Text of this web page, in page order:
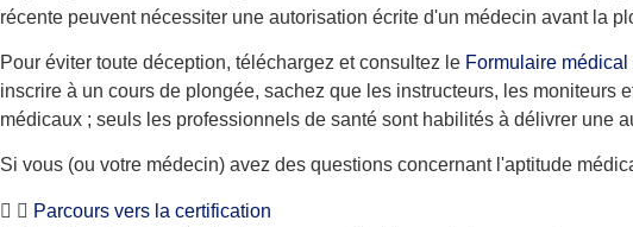
récente peuvent nécessiter une autorisation écrite d'un médecin avant la
Pour éviter toute déception, téléchargez et consultez le Formulaire
inscrire à un cours de plongée, sachez que les instructeurs, les
médicaux ; seuls les professionnels de santé sont habilités à délivrer une
Si vous (ou votre médecin) avez des questions concernant l'aptitude
Parcours vers la certification